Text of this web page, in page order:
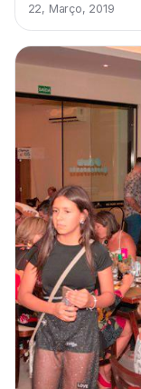
22, Março, 2019